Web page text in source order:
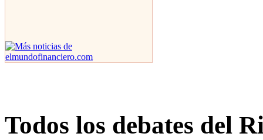
Todos los debates del